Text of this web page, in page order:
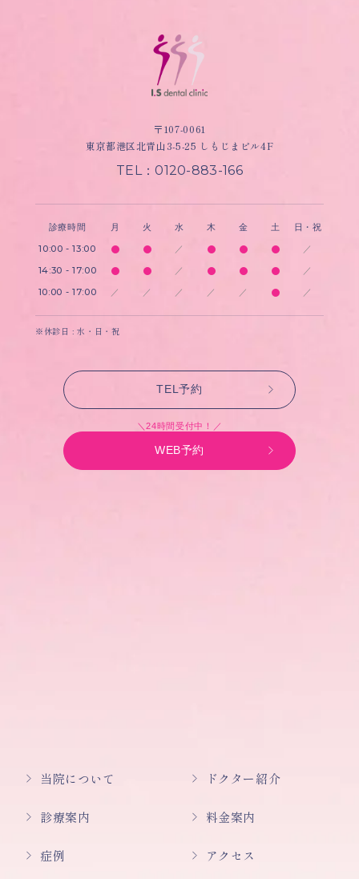
〒107-0061
東京都港区北青山3-5-25 しもじまビル4F
TEL：0120-883-166
診療時間 月 火 水 木 金 土 日・祝
10:00 - 13:00 ／ ／
14:30 - 17:00 ／ ／
10:00 - 17:00 ／ ／ ／ ／ ／ ／
※休診日 : 水・日・祝
TEL予約
＼24時間受付中！／
WEB予約
当院について ドクター紹介
診療案内 料金案内
症例 アクセス